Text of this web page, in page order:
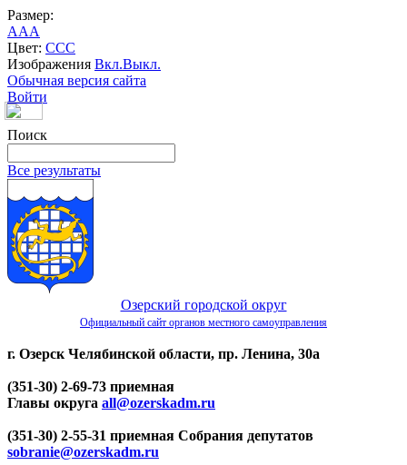
Размер:
AAA
Цвет: CCC
Изображения Вкл.Выкл.
Обычная версия сайта
Войти
Поиск
Все результаты
Озерский городской округ
Официальный сайт органов местного самоуправления
г. Озерск Челябинской области, пр. Ленина, 30а
(351-30) 2-69-73 приемная
Главы округа all@ozerskadm.ru
(351-30) 2-55-31 приемная Собрания депутатов
sobranie@ozerskadm.ru